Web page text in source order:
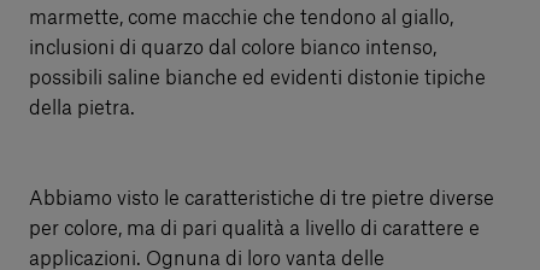
marmette, come macchie che tendono al giallo,
inclusioni di quarzo dal colore bianco intenso,
possibili saline bianche ed evidenti distonie tipiche
della pietra.
Abbiamo visto le caratteristiche di tre pietre diverse
per colore, ma di pari qualità a livello di carattere e
applicazioni. Ognuna di loro vanta delle